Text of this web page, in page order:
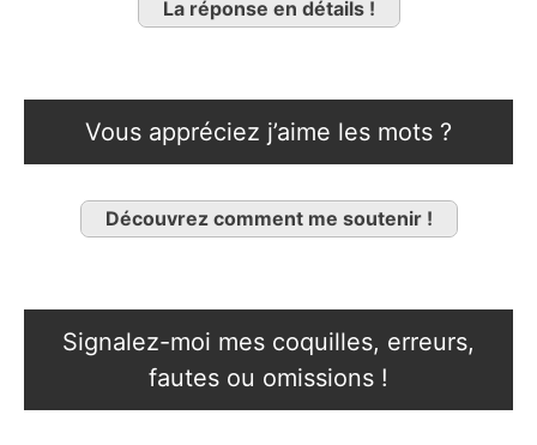
La réponse en détails !
Vous appréciez j’aime les mots ?
Découvrez comment me soutenir !
Signalez-moi mes coquilles, erreurs,
fautes ou omissions !